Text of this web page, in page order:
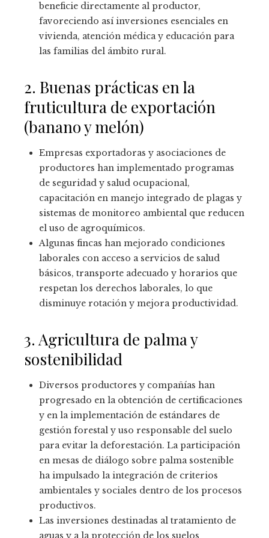
beneficie directamente al productor,
favoreciendo así inversiones esenciales en
vivienda, atención médica y educación para
las familias del ámbito rural.
2. Buenas prácticas en la
fruticultura de exportación
(banano y melón)
Empresas exportadoras y asociaciones de
productores han implementado programas
de seguridad y salud ocupacional,
capacitación en manejo integrado de plagas y
sistemas de monitoreo ambiental que reducen
el uso de agroquímicos.
Algunas fincas han mejorado condiciones
laborales con acceso a servicios de salud
básicos, transporte adecuado y horarios que
respetan los derechos laborales, lo que
disminuye rotación y mejora productividad.
3. Agricultura de palma y
sostenibilidad
Diversos productores y compañías han
progresado en la obtención de certificaciones
y en la implementación de estándares de
gestión forestal y uso responsable del suelo
para evitar la deforestación. La participación
en mesas de diálogo sobre palma sostenible
ha impulsado la integración de criterios
ambientales y sociales dentro de los procesos
productivos.
Las inversiones destinadas al tratamiento de